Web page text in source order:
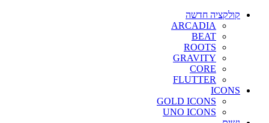
קולקציה חדשה
ARCADIA
BEAT
ROOTS
GRAVITY
CORE
FLUTTER
ICONS
GOLD ICONS
UNO ICONS